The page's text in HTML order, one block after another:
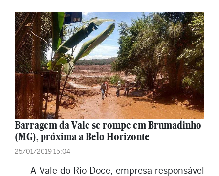
Barragem da Vale se rompe em Brumadinho
(MG), próxima a Belo Horizonte
25/01/2019 15:04
A Vale do Rio Doce, empresa responsável